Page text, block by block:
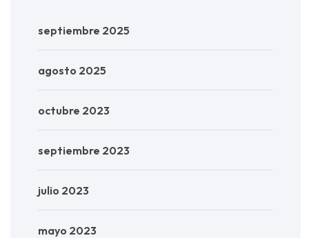
septiembre 2025
agosto 2025
octubre 2023
septiembre 2023
julio 2023
mayo 2023